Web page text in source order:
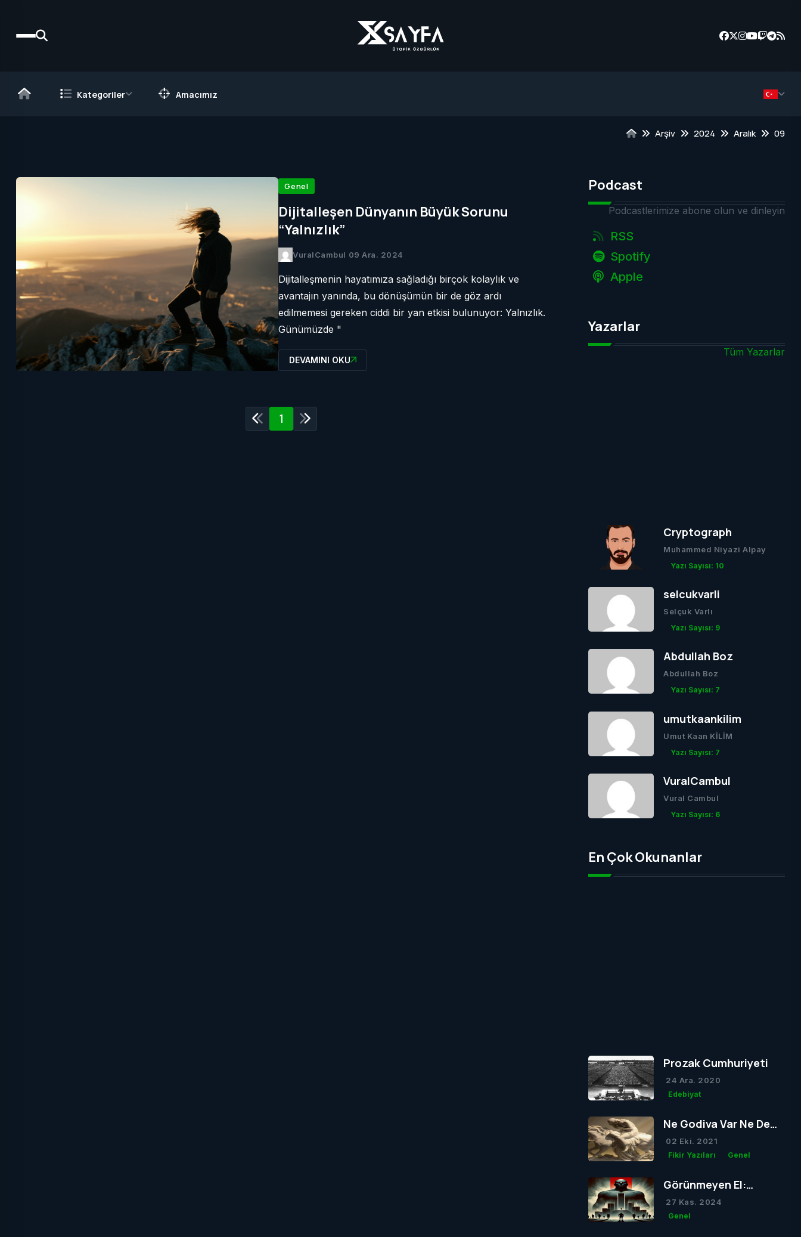
Kategoriler Amacımız
Arşiv 2024 Aralık 09
Genel
Dijitalleşen Dünyanın Büyük Sorunu
“Yalnızlık”
VuralCambul 09 Ara. 2024
Dijitalleşmenin hayatımıza sağladığı birçok kolaylık ve
avantajın yanında, bu dönüşümün bir de göz ardı
edilmemesi gereken ciddi bir yan etkisi bulunuyor: Yalnızlık.
Günümüzde "
DEVAMINI OKU
1
Podcast
Podcastlerimize abone olun ve dinleyin
RSS
Spotify
Apple
Yazarlar
Tüm Yazarlar
Cryptograph
Muhammed Niyazi Alpay
Yazı Sayısı: 10
selcukvarli
Selçuk Varlı
Yazı Sayısı: 9
Abdullah Boz
Abdullah Boz
Yazı Sayısı: 7
umutkaankilim
Umut Kaan KİLİM
Yazı Sayısı: 7
VuralCambul
Vural Cambul
Yazı Sayısı: 6
En Çok Okunanlar
Prozak Cumhuriyeti
24 Ara. 2020
Edebiyat
Ne Godiva Var Ne De
Kör Olacak Tom
02 Eki. 2021
Fikir Yazıları Genel
Görünmeyen El:
Müesses Nizam
27 Kas. 2024
Genel